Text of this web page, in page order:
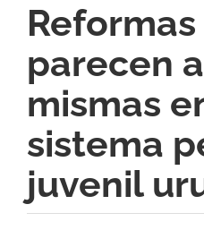
parecen
mismas
sistema
juvenil